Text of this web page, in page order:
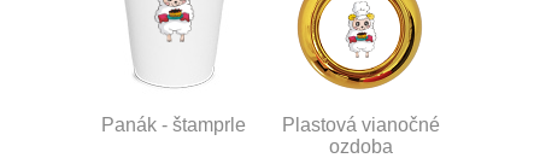
Panák - štamprle
Plastová vianočné
ozdoba